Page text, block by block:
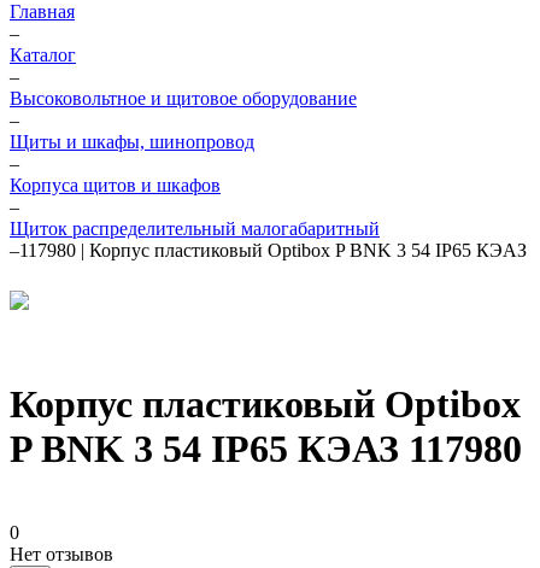
Главная
–
Каталог
–
Высоковольтное и щитовое оборудование
–
Щиты и шкафы, шинопровод
–
Корпуса щитов и шкафов
–
Щиток распределительный малогабаритный
–117980 | Корпус пластиковый Optibox P BNK 3 54 IP65 КЭАЗ
Корпус пластиковый Optibox
P BNK 3 54 IP65 КЭАЗ 117980
0
Нет отзывов